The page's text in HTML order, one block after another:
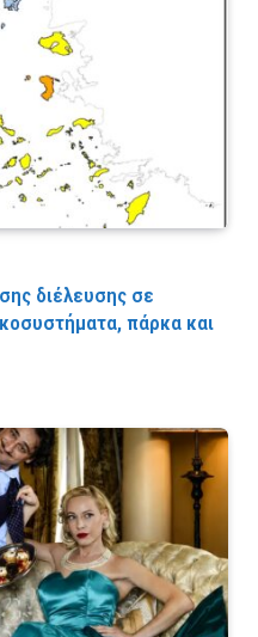
διέλευσης σε
πάρκα και